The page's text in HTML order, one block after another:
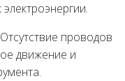
Отсутствие проводов
движение и